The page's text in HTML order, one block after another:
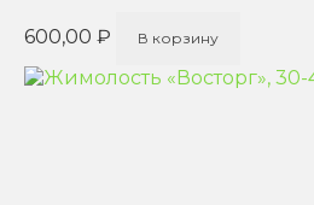
600,00 ₽ В корзину